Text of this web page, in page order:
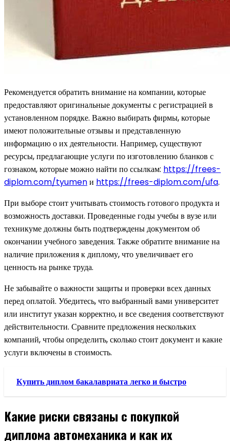
Рекомендуется обратить внимание на компании, которые
предоставляют оригинальные документы с регистрацией в
установленном порядке. Важно выбирать фирмы, которые
имеют положительные отзывы и представленную
информацию о их деятельности. Например, существуют
ресурсы, предлагающие услуги по изготовлению бланков с
гознаком, которые можно найти по ссылкам: https://frees-
diplom.com/tyumenи https://frees-diplom.com/ufa.
При выборе стоит учитывать стоимость готового продукта и
возможность доставки. Проведенные годы учебы в вузе или
техникуме должны быть подтверждены документом об
окончании учебного заведения. Также обратите внимание на
наличие приложения к диплому, что увеличивает его
ценность на рынке труда.
Не забывайте о важности защиты и проверки всех данных
перед оплатой. Убедитесь, что выбранный вами университет
или институт указан корректно, и все сведения соответствуют
действительности. Сравните предложения нескольких
компаний, чтобы определить, сколько стоит документ и какие
услуги включены в стоимость.
Купить диплом бакалавриата легко и быстро
Какие риски связаны с покупкой
диплома автомеханика и как их